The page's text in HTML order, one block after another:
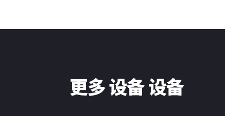
更多 设备 设备